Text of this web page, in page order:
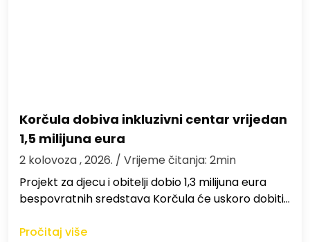
Korčula dobiva inkluzivni centar vrijedan
1,5 milijuna eura
2 kolovoza , 2026. / Vrijeme čitanja: 2min
Projekt za djecu i obitelji dobio 1,3 milijuna eura
bespovratnih sredstava Korčula će uskoro dobiti…
Pročitaj više